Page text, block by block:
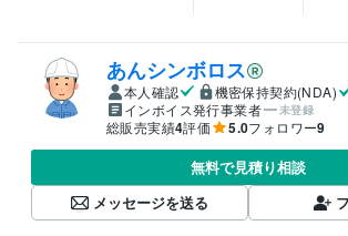
あんシンボロス
本人確認
機密保持契約(NDA)
インボイス発行事業者
未登録
総販売実績4評価 5.0フォロワー9
無料で見積り相談
メッセージを送る